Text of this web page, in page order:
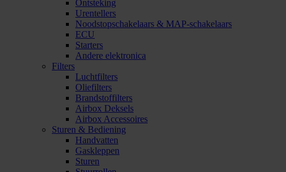
Ontsteking
Urentellers
Noodstopschakelaars & MAP-schakelaars
ECU
Starters
Andere elektronica
Filters
Luchtfilters
Oliefilters
Brandstoffilters
Airbox Deksels
Airbox Accessoires
Sturen & Bediening
Handvatten
Gaskleppen
Sturen